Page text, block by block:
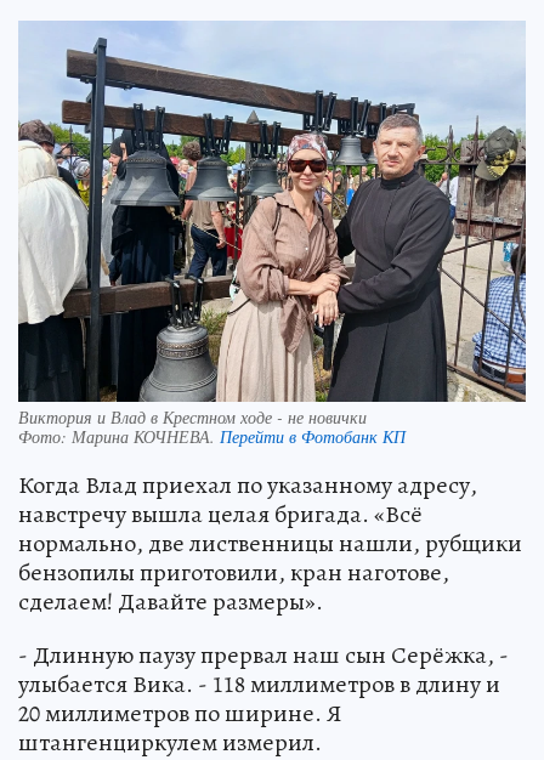
Виктория и Влад в Крестном ходе - не новички
Фото: Марина КОЧНЕВА. Перейти в Фотобанк КП
Когда Влад приехал по указанному адресу,
навстречу вышла целая бригада. «Всё
нормально, две лиственницы нашли, рубщики
бензопилы приготовили, кран наготове,
сделаем! Давайте размеры».
- Длинную паузу прервал наш сын Серёжка, -
улыбается Вика. - 118 миллиметров в длину и
20 миллиметров по ширине. Я
штангенциркулем измерил.